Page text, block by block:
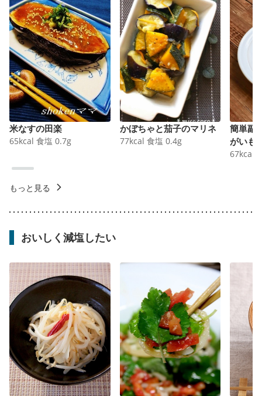
米なすの田楽
65kcal 食塩 0.7g
かぼちゃと茄子のマリネ
77kcal 食塩 0.4g
簡単副
がいも
67kcal
もっと見る
おいしく減塩したい